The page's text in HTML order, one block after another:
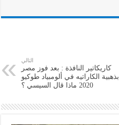
التالي
كاريكاتير النافذة : بعد فوز مصر
بذهبية الكاراتيه في ألومبياد طوكيو
2020 ماذا قال السيسي ؟